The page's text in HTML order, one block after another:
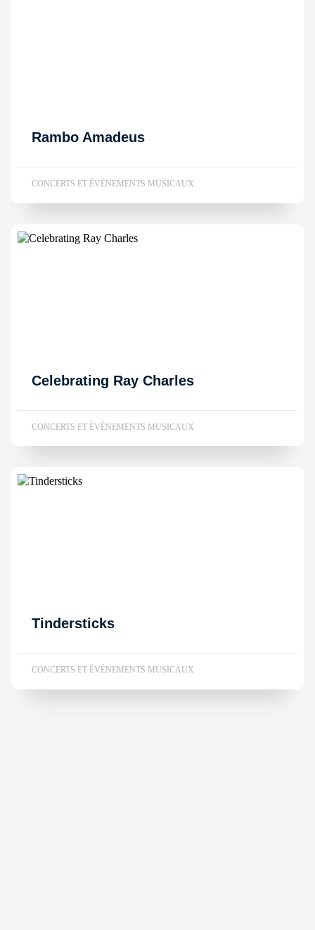
Rambo Amadeus
CONCERTS ET ÉVÉNEMENTS MUSICAUX
Celebrating Ray Charles
CONCERTS ET ÉVÉNEMENTS MUSICAUX
Tindersticks
CONCERTS ET ÉVÉNEMENTS MUSICAUX